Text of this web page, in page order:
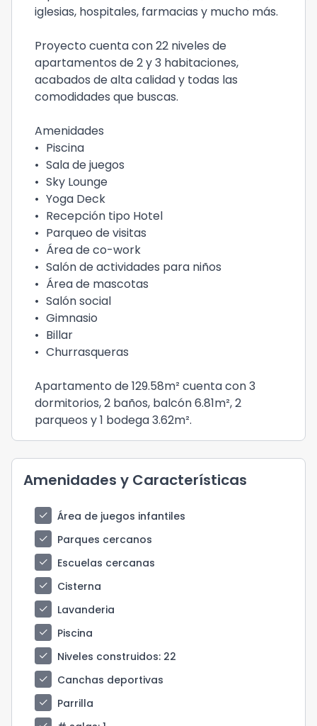
iglesias, hospitales, farmacias y mucho más.
Proyecto cuenta con 22 niveles de
apartamentos de 2 y 3 habitaciones,
acabados de alta calidad y todas las
comodidades que buscas.
Amenidades
• Piscina
• Sala de juegos
• Sky Lounge
• Yoga Deck
• Recepción tipo Hotel
• Parqueo de visitas
• Área de co-work
• Salón de actividades para niños
• Área de mascotas
• Salón social
• Gimnasio
• Billar
• Churrasqueras
Apartamento de 129.58m² cuenta con 3
dormitorios, 2 baños, balcón 6.81m², 2
parqueos y 1 bodega 3.62m².
Amenidades y Características
check
Área de juegos infantiles
check
Parques cercanos
check
Escuelas cercanas
check
Cisterna
check
Lavanderia
check
Piscina
check
Niveles construidos: 22
check
Canchas deportivas
check
Parrilla